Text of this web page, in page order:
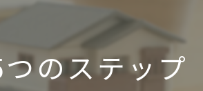
のステップ